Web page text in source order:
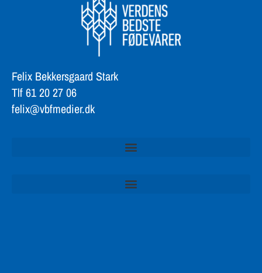
Felix Bekkersgaard Stark
Tlf 61 20 27 06
felix@vbfmedier.dk